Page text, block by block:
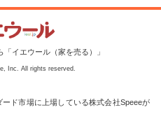
イエウール（家を売る）」
Inc. All rights reserved.
ド市場に上場している株式会社Speeeが